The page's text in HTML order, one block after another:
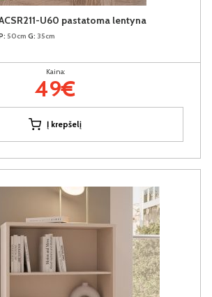
U60 pastatoma lentyna
50cm G: 35cm
Kaina:
49€
Į krepšelį